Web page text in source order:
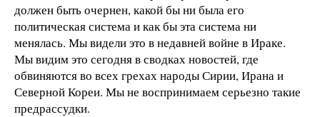
должен быть очернен, какой бы ни была его
политическая система и как бы эта система ни
менялась. Мы видели это в недавней войне в Ираке.
Мы видим это сегодня в сводках новостей, где
обвиняются во всех грехах народы Сирии, Ирана и
Северной Кореи. Мы не воспринимаем серьезно такие
предрассудки.